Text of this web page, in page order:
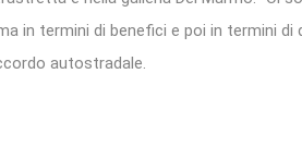
in termini di benefici e poi in termini di
autostradale.